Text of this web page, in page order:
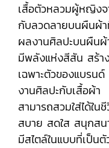
เสื้อตัวหลวมผู้หญิงจ
กับลวดลายบนผืนผ้า
ผลงานศิลปะบนผืนผ้
มีพลังแห่งสีสัน สร้า
เฉพาะตัวของแบรน
งานศิลปะกับเสื้อผ้า
สามารถสวมใส่ได้ใ
สบาย สดใส สนุกสน
มีสไตล์ในแบบที่เป็น